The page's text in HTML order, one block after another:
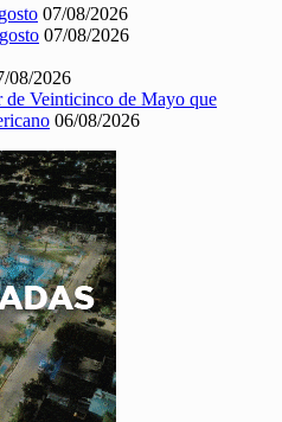
07/08/2026
07/08/2026
08/2026
Veinticinco de Mayo que
06/08/2026